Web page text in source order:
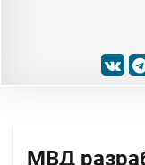
МВД